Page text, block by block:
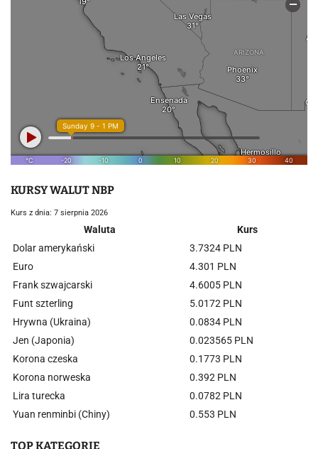
KURSY WALUT NBP
Kurs z dnia: 7 sierpnia 2026
Waluta
Kurs
Dolar amerykański
3.7324 PLN
Euro
4.301 PLN
Frank szwajcarski
4.6005 PLN
Funt szterling
5.0172 PLN
Hrywna (Ukraina)
0.0834 PLN
Jen (Japonia)
0.023565 PLN
Korona czeska
0.1773 PLN
Korona norweska
0.392 PLN
Lira turecka
0.0782 PLN
Yuan renminbi (Chiny)
0.553 PLN
TOP KATEGORIE